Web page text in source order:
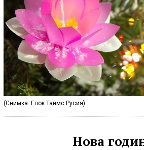
(Снимка: Епок Таймс Русия)
Нова